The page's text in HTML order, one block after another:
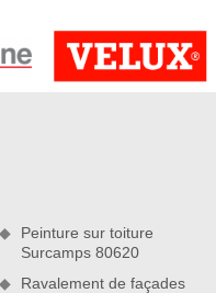
nous resterons à votre
aux normes pour
de sécurité sont à suivre à
Peinture sur toiture
Surcamps 80620
Ravalement de façades